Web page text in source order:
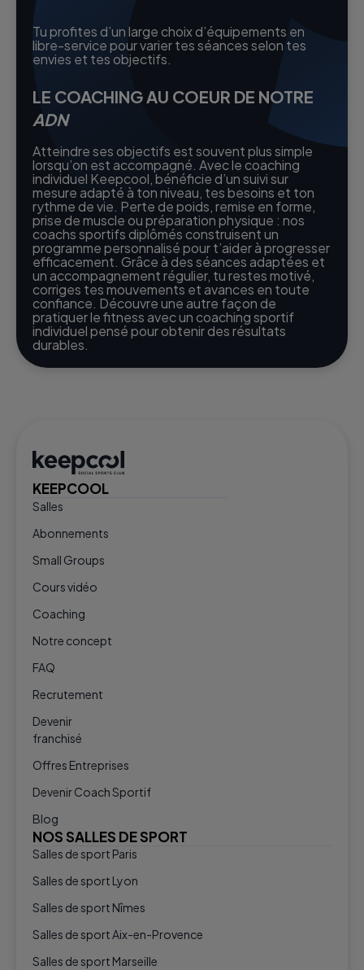
Tu profites d’un large choix d’équipements en
libre-service pour varier tes séances selon tes
envies et tes objectifs.
LE COACHING AU COEUR DE NOTRE
ADN
Atteindre ses objectifs est souvent plus simple
lorsqu’on est accompagné. Avec le coaching
individuel Keepcool, bénéficie d’un suivi sur
mesure adapté à ton niveau, tes besoins et ton
rythme de vie. Perte de poids, remise en forme,
prise de muscle ou préparation physique : nos
coachs sportifs diplômés construisent un
programme personnalisé pour t’aider à progresser
efficacement. Grâce à des séances adaptées et
un accompagnement régulier, tu restes motivé,
corriges tes mouvements et avances en toute
confiance. Découvre une autre façon de
pratiquer le fitness avec un coaching sportif
individuel pensé pour obtenir des résultats
durables.
KEEPCOOL
Salles
Abonnements
Small Groups
Cours vidéo
Coaching
Notre concept
FAQ
Recrutement
Devenir
franchisé
Offres Entreprises
Devenir Coach Sportif
Blog
NOS SALLES DE SPORT
Salles de sport Paris
Salles de sport Lyon
Salles de sport Nîmes
Salles de sport Aix-en-Provence
Salles de sport Marseille